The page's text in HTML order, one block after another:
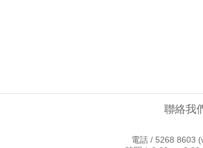
體嘅變化，但唔喺「治療疾病」嘅功效。 年齡換算
額外使用保健品。 一歲後，當佢哋停止生長，進入
類薄2-5倍，人類表皮有10至15層細胞，而狗狗的
/ 500ml香港 犬風味 KONG STYLE 美毛皮膚保健
養膏 30g意大利 Orme Naturali 抗尿道結石軟膏 (貓狗
嘅狗糧，而保健品係預防作用，毛孩唔識講嘢，但
categories/狗保健護理用品-#寵物保健品 #狗狗保
聯絡我
電話 / 5268 8603